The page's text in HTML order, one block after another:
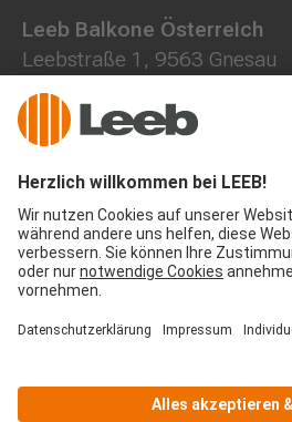
Leeb Balkone Österreich
Leebstraße 1, 9563 Gnesau
0800 202013
+43 4278 7000
office@leeb-balkone.com